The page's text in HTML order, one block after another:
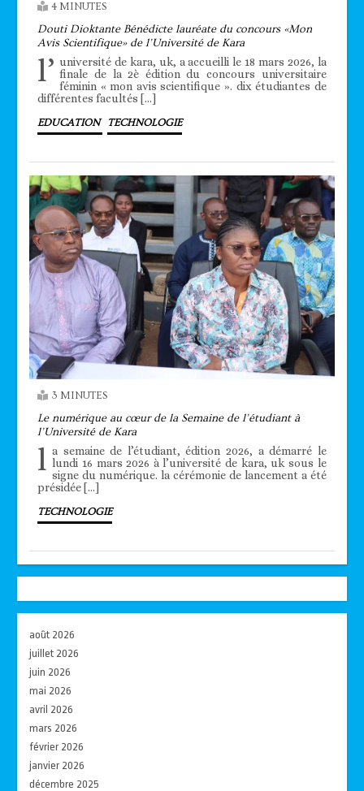
4 MINUTES
Douti Dioktante Bénédicte lauréate du concours «Mon
Avis Scientifique» de l’Université de Kara
l’ université de kara, uk, a accueilli le 18 mars 2026, la
finale de la 2è édition du concours universitaire
féminin « mon avis scientifique ». dix étudiantes de
différentes facultés […]
EDUCATION TECHNOLOGIE
3 MINUTES
Le numérique au cœur de la Semaine de l’étudiant à
l’Université de Kara
l a semaine de l’étudiant, édition 2026, a démarré le
lundi 16 mars 2026 à l’université de kara, uk sous le
signe du numérique. la cérémonie de lancement a été
présidée […]
TECHNOLOGIE
août 2026
juillet 2026
juin 2026
mai 2026
avril 2026
mars 2026
février 2026
janvier 2026
décembre 2025